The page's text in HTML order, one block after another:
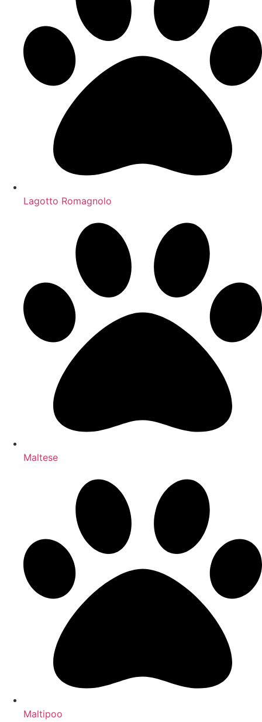
Lagotto Romagnolo
Maltese
Maltipoo